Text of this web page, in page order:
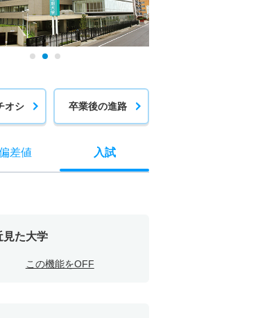
オシ 卒業後の進路
差値 入試
見た大学
この機能をOFF